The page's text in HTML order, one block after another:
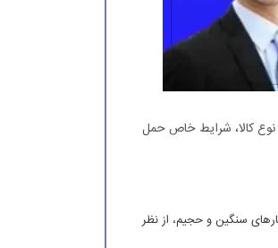
کالا، شرایط خاص حمل
سنگین و حجیم، از نظر